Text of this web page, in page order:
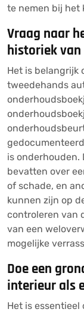
te nemen bij het
Vraag naar
historiek van
Het is belangrijk
tweedehands
is onderhouden.
bevatten over
of schade, en
kunnen zijn op
controleren van
van een
mogelijke
Doe een
interieur als
Het is